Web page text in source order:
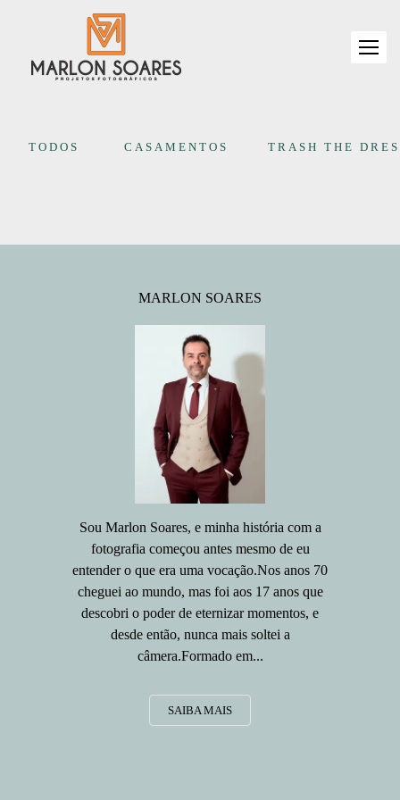
TODOS CASAMENTOS TRASH THE
MARLON SOARES
Sou Marlon Soares, e minha história com a
fotografia começou antes mesmo de eu
entender o que era uma vocação.Nos anos 70
cheguei ao mundo, mas foi aos 17 anos que
descobri o poder de eternizar momentos, e
desde então, nunca mais soltei a
câmera.Formado em...
SAIBA MAIS